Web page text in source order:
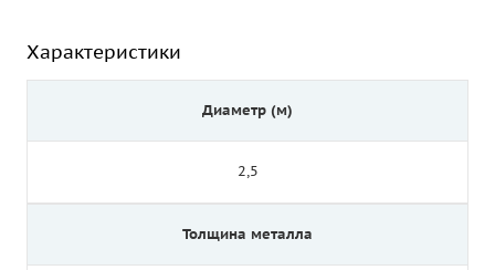
Характеристики
Диаметр (м)
2,5
Толщина металла